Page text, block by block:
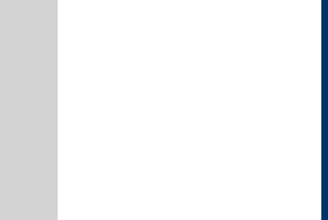
Mit BIM aus
BIM-Fachkongress zur Zukunft
und Ausführung
die Grundlage für